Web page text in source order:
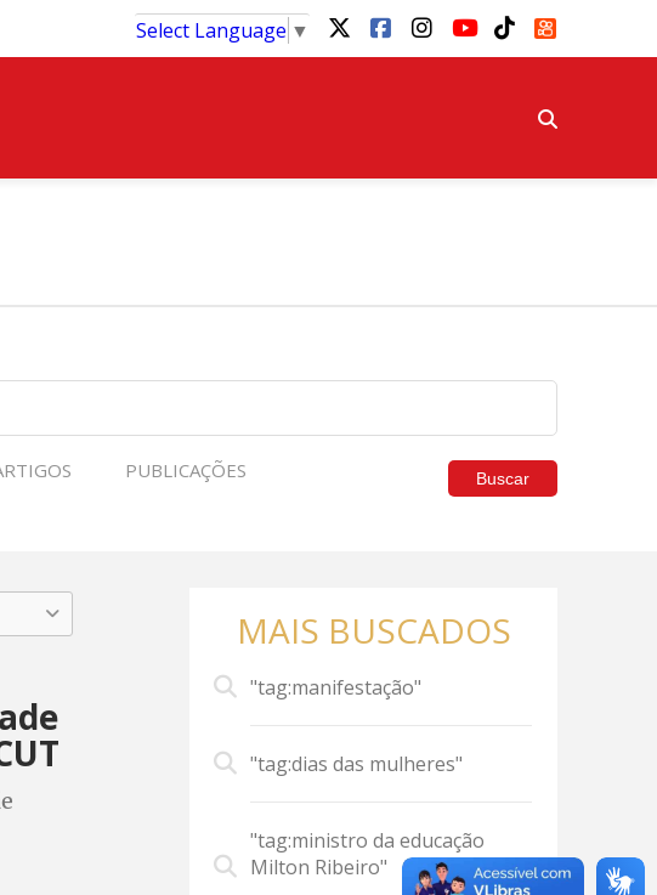
Select Language ▼
PUBLICAÇÕES Buscar
MAIS BUSCADOS
"tag:manifestação"
"tag:dias das mulheres"
"tag:ministro da educação
Milton Ribeiro"